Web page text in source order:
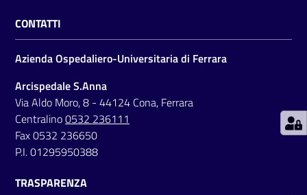
d
e
i
S
e
r
v
i
z
CONTATTI
Azienda Ospedaliero-Universitaria di Ferrara
Arcispedale S.Anna
Via Aldo Moro, 8 - 44124 Cona, Ferrara
Centralino0532 236111
Fax 0532 236650
P.I. 01295950388
TRASPARENZA